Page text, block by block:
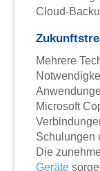
Cloud-
Mehrere
Microsoft
Schulungen
Die
Geräte